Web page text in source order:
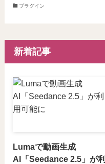
プラグイン
新着記事
Lumaで動画生成
AI「Seedance 2.5」が利